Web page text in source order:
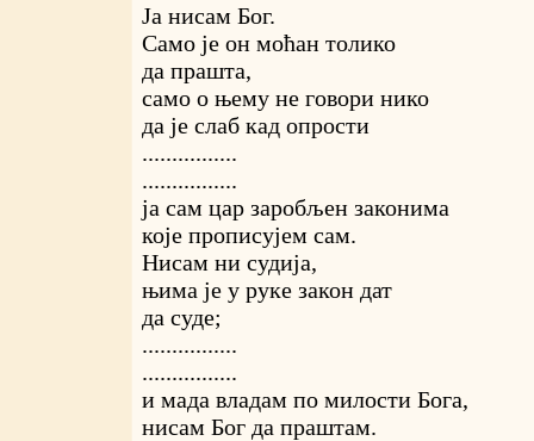
Ја нисам Бог.
Само је он моћан толико
да прашта,
само о њему не говори нико
да је слаб кад опрости
................
................
ја сам цар заробљен законима
које прописујем сам.
Нисам ни судија,
њима је у руке закон дат
да суде;
................
................
и мада владам по милости Бога,
нисам Бог да праштам.